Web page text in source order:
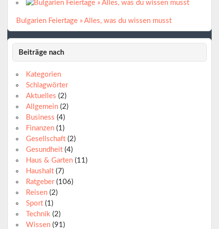
Bulgarien Feiertage » Alles, was du wissen musst
Beiträge nach
Kategorien
Schlagwörter
Aktuelles (2)
Allgemein (2)
Business (4)
Finanzen (1)
Gesellschaft (2)
Gesundheit (4)
Haus & Garten (11)
Haushalt (7)
Ratgeber(106)
Reisen (2)
Sport (1)
Technik (2)
Wissen (91)